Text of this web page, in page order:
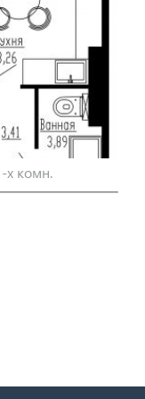
х комн.